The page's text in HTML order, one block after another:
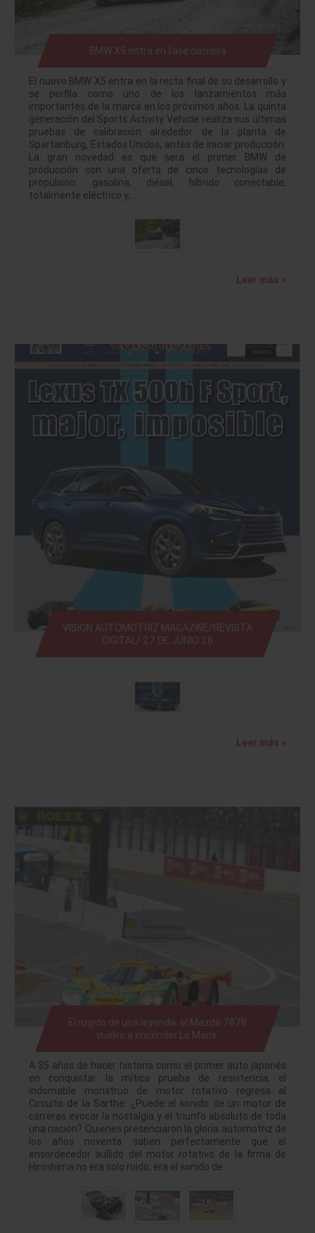
BMW X5 entra en fase decisiva
El nuevo BMW X5 entra en la recta final de su desarrollo y
se perfila como uno de los lanzamientos más
importantes de la marca en los próximos años. La quinta
generación del Sports Activity Vehicle realiza sus últimas
pruebas de calibración alrededor de la planta de
Spartanburg, Estados Unidos, antes de iniciar producción.
La gran novedad es que será el primer BMW de
producción con una oferta de cinco tecnologías de
propulsión: gasolina, diésel, híbrido conectable,
totalmente eléctrico y,…
Leer más »
VISION AUTOMOTRIZ MAGAZINE/REVISTA
DIGITAL/ 27 DE JUNIO 26
Leer más »
El rugido de una leyenda: el Mazda 787B
vuelve a encender Le Mans.
A 35 años de hacer historia como el primer auto japonés
en conquistar la mítica prueba de resistencia, el
indomable monstruo de motor rotativo regresa al
Circuito de la Sarthe. ¿Puede el sonido de un motor de
carreras evocar la nostalgia y el triunfo absoluto de toda
una nación? Quienes presenciaron la gloria automotriz de
los años noventa saben perfectamente que el
ensordecedor aullido del motor rotativo de la firma de
Hiroshima no era solo ruido; era el sonido de…